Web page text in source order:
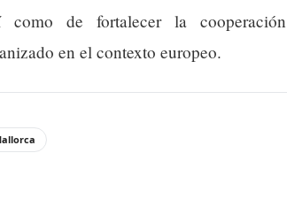
de fortalecer la cooperación
en el contexto europeo.